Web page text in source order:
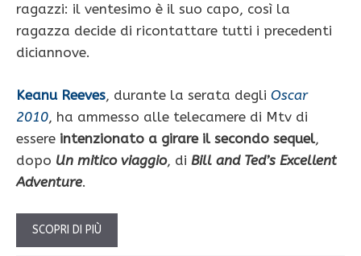
ragazzi: il ventesimo è il suo capo, così la
ragazza decide di ricontattare tutti i precedenti
diciannove.
Keanu Reeves, durante la serata degli Oscar
2010, ha ammesso alle telecamere di Mtv di
essere intenzionato a girare il secondo sequel,
dopo Un mitico viaggio, di Bill and Ted’s Excellent
Adventure.
SCOPRI DI PIÙ